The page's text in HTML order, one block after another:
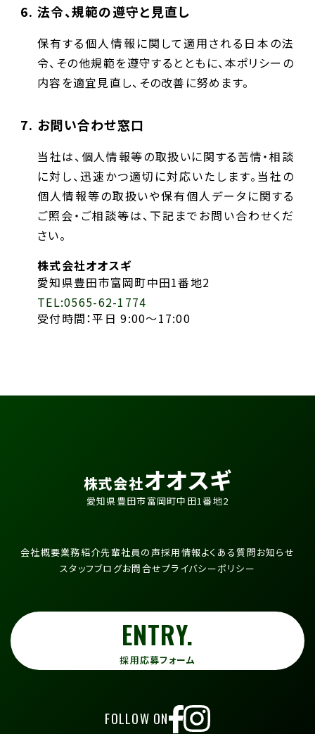
法令、規範の遵守と見直し
保有する個人情報に関して適用される日本の法
令、その他規範を遵守するとともに、本ポリシーの
内容を適宜見直し、その改善に努めます。
お問い合わせ窓口
当社は、個人情報等の取扱いに関する苦情・相談
に対し、迅速かつ適切に対応いたします。当社の
個人情報等の取扱いや保有個人データに関する
ご照会・ご相談等は、下記までお問い合わせくだ
さい。
株式会社オオスギ
愛知県豊田市富岡町中田1番地2
TEL:0565-62-1774
受付時間：平日 9:00～17:00
株式会社オオスギ
愛知県豊田市富岡町中田1番地2
会社概要業務紹介先輩社員の声採用情報よくある質問お知らせ
スタッフブログお問合せプライバシーポリシー
ENTRY.
採用応募フォーム
FOLLOW ON